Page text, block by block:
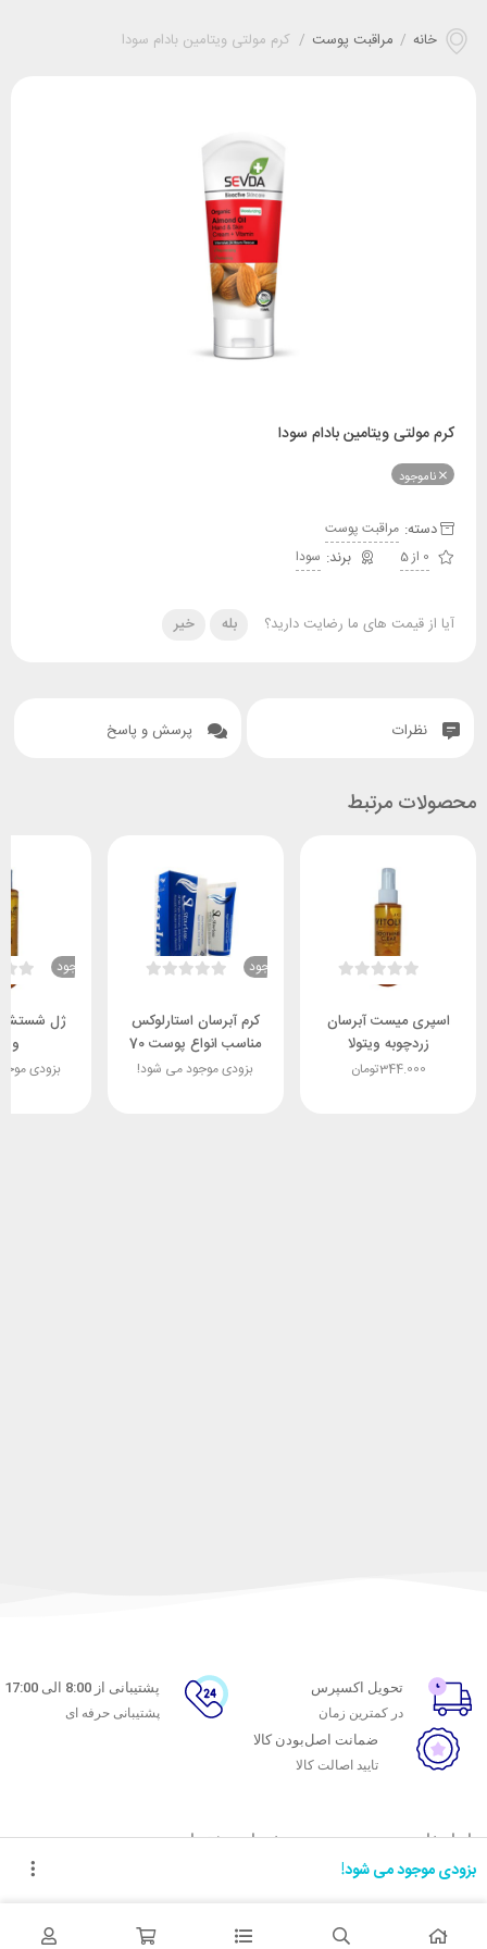
خانه / مراقبت پوست / کرم‌ مولتی ویتامین بادام سودا
کرم‌ مولتی ویتامین بادام سودا
ناموجود
دسته: مراقبت پوست
0 از 5
سودا
آیا از قیمت های ما رضایت دارید؟ بله خیر
نظرات پرسش و پاسخ
محصولات مرتبط
اسپری میست آبرسان
زردچوبه ویتولا
تومان344.000
ناموجود
کرم آبرسان استارلوکس
مناسب انواع پوست 70
میلی لیتر spf15
بزودی موجود می شود!
ناموجود
ژل
بزودی
بزودی موجود می شود!
تحویل اکسپرس
در کمترین زمان
پشتیبانی از 8:00 الی 17:00
پشتیبانی حرفه ای
ضمانت اصل‌بودن کالا
تایید اصالت کالا
با ماه خانوم
اتاق خبر ماه خانوم
همکاری با سازمان‌ها
خدمات مشتریان
شرایط استفاده